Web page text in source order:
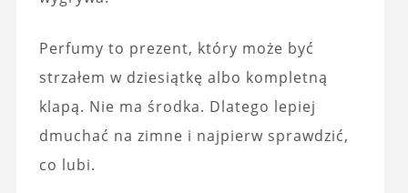
Perfumy to prezent, który może być
strzałem w dziesiątkę albo kompletną
klapą. Nie ma środka. Dlatego lepiej
dmuchać na zimne i najpierw sprawdzić,
co lubi.